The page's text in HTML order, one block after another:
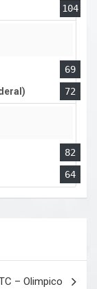
104
69
72
82
64
– Olimpico